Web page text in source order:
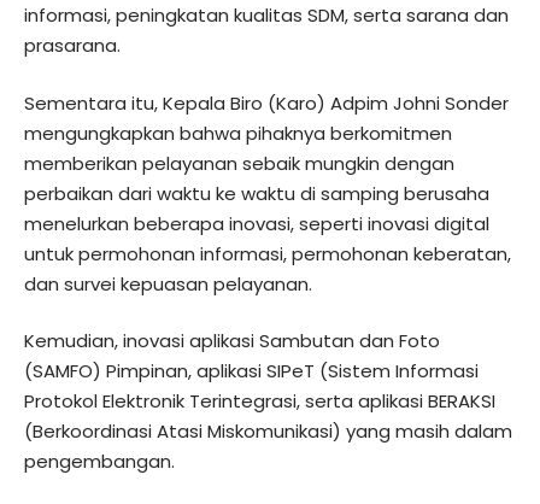
informasi, peningkatan kualitas SDM, serta sarana dan
prasarana.
Sementara itu, Kepala Biro (Karo) Adpim Johni Sonder
mengungkapkan bahwa pihaknya berkomitmen
memberikan pelayanan sebaik mungkin dengan
perbaikan dari waktu ke waktu di samping berusaha
menelurkan beberapa inovasi, seperti inovasi digital
untuk permohonan informasi, permohonan keberatan,
dan survei kepuasan pelayanan.
Kemudian, inovasi aplikasi Sambutan dan Foto
(SAMFO) Pimpinan, aplikasi SIPeT (Sistem Informasi
Protokol Elektronik Terintegrasi, serta aplikasi BERAKSI
(Berkoordinasi Atasi Miskomunikasi) yang masih dalam
pengembangan.